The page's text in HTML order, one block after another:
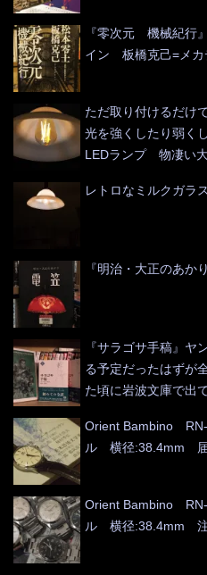
『零次元 機械紀行
イン 板橋克己=メカ
ただ取り付けるだけ
光を強くしたり弱く
LEDランプ 物凄い
レトロなミルクガラ
『明治・大正のあ
『サラゴサ手稿』
る予定だったはずが
た頃に岩波文庫で出
Orient Bambino
ル 横径:38.4mm
Orient Bambino
ル 横径:38.4mm